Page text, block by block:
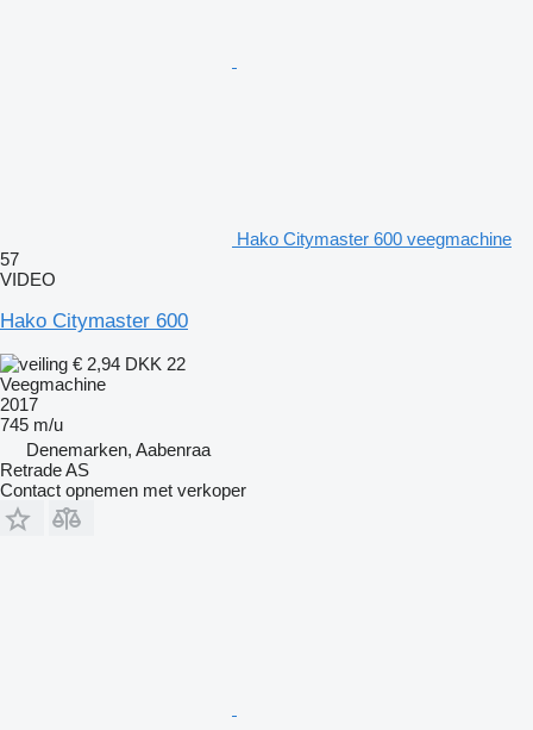
Hako Citymaster 600 veegmachine
57
VIDEO
Hako Citymaster 600
€ 2,94 DKK 22
Veegmachine
2017
745 m/u
Denemarken, Aabenraa
Retrade AS
Contact opnemen met verkoper